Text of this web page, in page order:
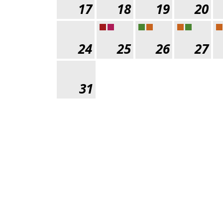
17 18 19 20
24 25 26 27
31